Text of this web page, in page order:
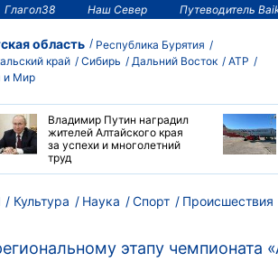
Глагол38 Наш Север Путеводитель
область
Республика Бурятия
край
Сибирь Дальний Восток
АТР
и Мир
Владимир Путин наградил
жителей Алтайского края
за успехи и многолетний
труд
Культура Наука Спорт Происшествия
этапу чемпионата